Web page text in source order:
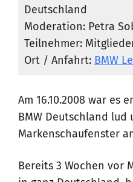
Deutschland
Moderation: Petra
Teilnehmer:
Ort / Anfahrt: BMW
Am 16.10.2008 war es
BMW Deutschland lud
Markenschaufenster
Bereits 3 Wochen vor